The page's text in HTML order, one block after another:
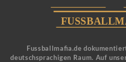
Fussballmafia.de
deutschsprachigen Raum. Auf